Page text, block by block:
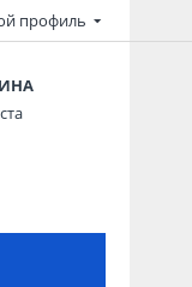
профиль